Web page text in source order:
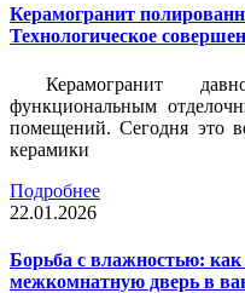
Керамогранит
Технологическое
Керамогранит
функциональным
помещений. Сегодня это
керамики
Подробнее
22.01.2026
Борьба с влажностью:
межкомнатную дверь в